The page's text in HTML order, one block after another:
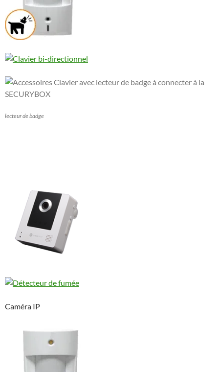
lecteur de badge
Caméra IP